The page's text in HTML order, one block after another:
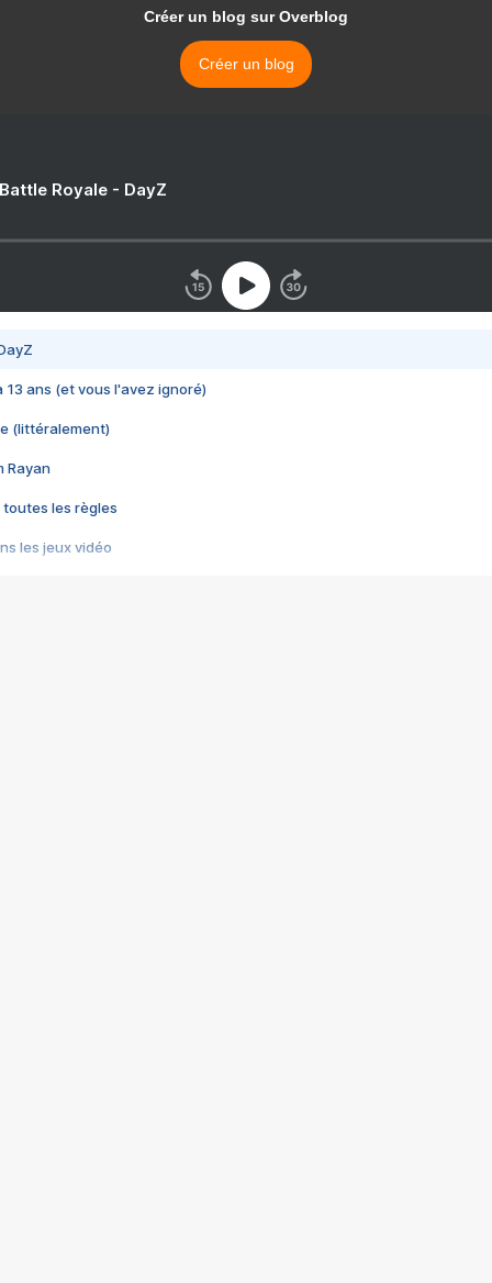
Créer un blog sur Overblog
Créer un blog
Royale - DayZ
13 ans (et vous l'avez ignoré)
(littéralement)
Rayan
toutes les règles
les jeux vidéo